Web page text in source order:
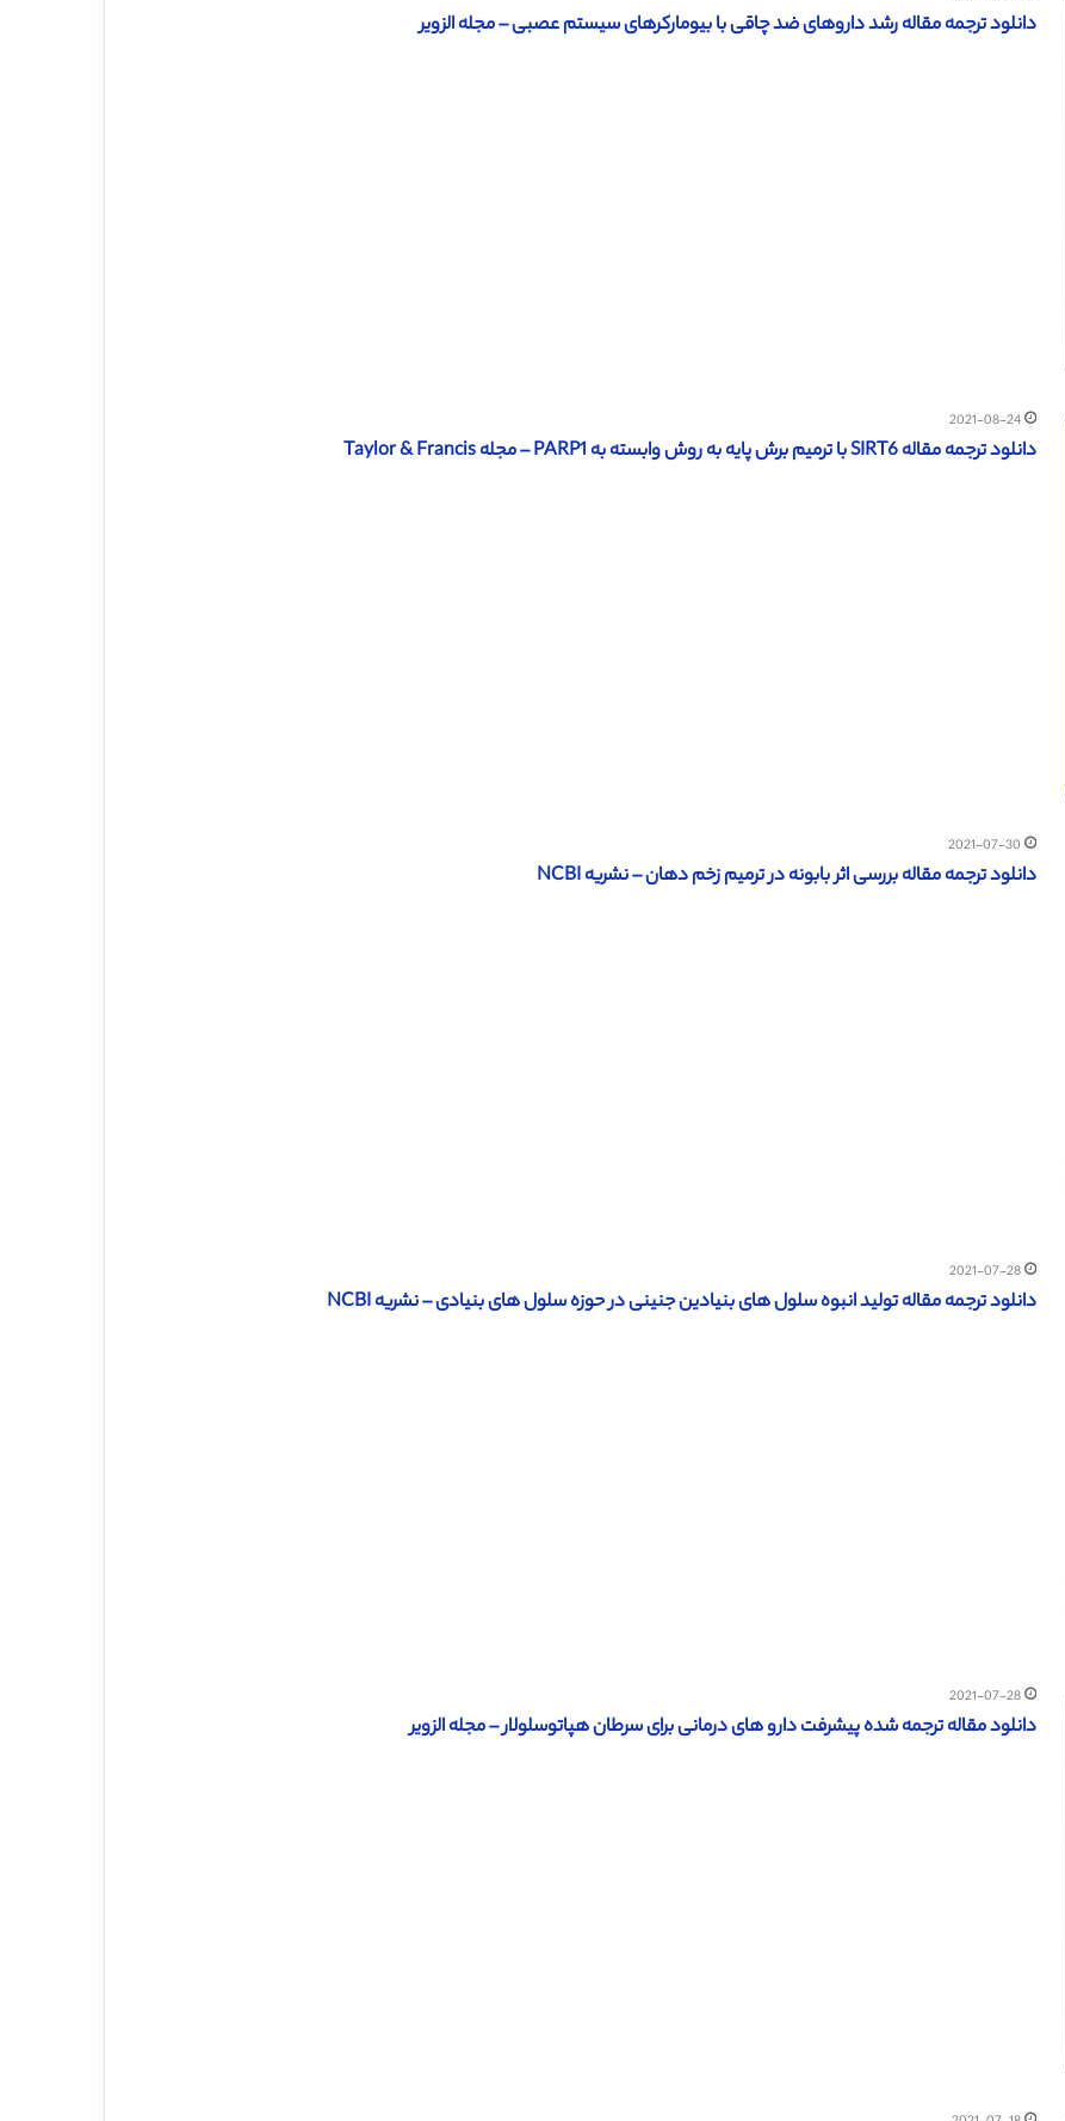
دانلود ترجمه مقاله رشد داروهای ضد چاقی با بیومارکرهای سیستم عصبی – مجله الزویر
2021-08-24
دانلود ترجمه مقاله SIRT6 با ترمیم برش پایه به روش وابسته به PARP1 – مجله Taylor & Francis
2021-07-30
دانلود ترجمه مقاله بررسی اثر بابونه در ترمیم زخم دهان – نشریه NCBI
2021-07-28
دانلود ترجمه مقاله تولید انبوه سلول های بنیادین جنینی در حوزه سلول های بنیادی – نشریه NCBI
2021-07-28
دانلود مقاله ترجمه شده پیشرفت دارو های درمانی برای سرطان هپاتوسلولار – مجله الزویر